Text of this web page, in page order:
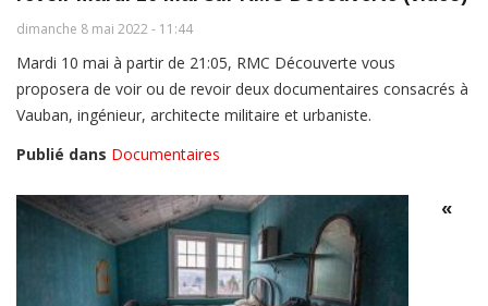
dimanche 8 mai 2022 - 11:44
Mardi 10 mai à partir de 21:05, RMC Découverte vous
proposera de voir ou de revoir deux documentaires consacrés à
Vauban, ingénieur, architecte militaire et urbaniste.
Publié dans Documentaires
«